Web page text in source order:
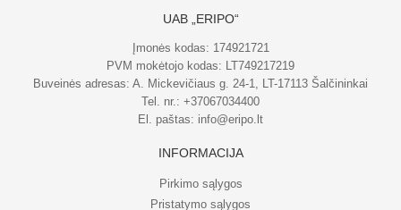
UAB „ERIPO“
Įmonės kodas: 174921721
PVM mokėtojo kodas: LT749217219
Buveinės adresas: A. Mickevičiaus g. 24-1, LT-17113 Šalčininkai
Tel. nr.: +37067034400
El. paštas: info@eripo.lt
INFORMACIJA
Pirkimo sąlygos
Pristatymo sąlygos